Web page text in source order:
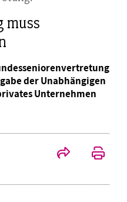
muss
der Unabhängigen
Unternehmen